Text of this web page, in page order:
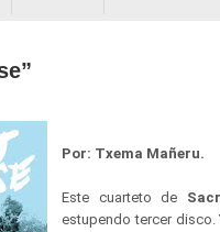
Por: Txema Mañeru.
Este cuarteto de
estupendo tercer